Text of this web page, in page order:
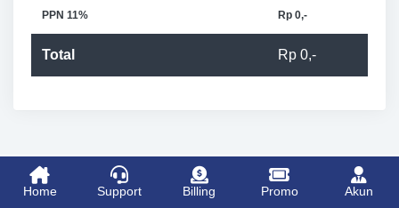
PPN 11% Rp 0,-
Total Rp 0,-
Home Support Billing Promo Akun